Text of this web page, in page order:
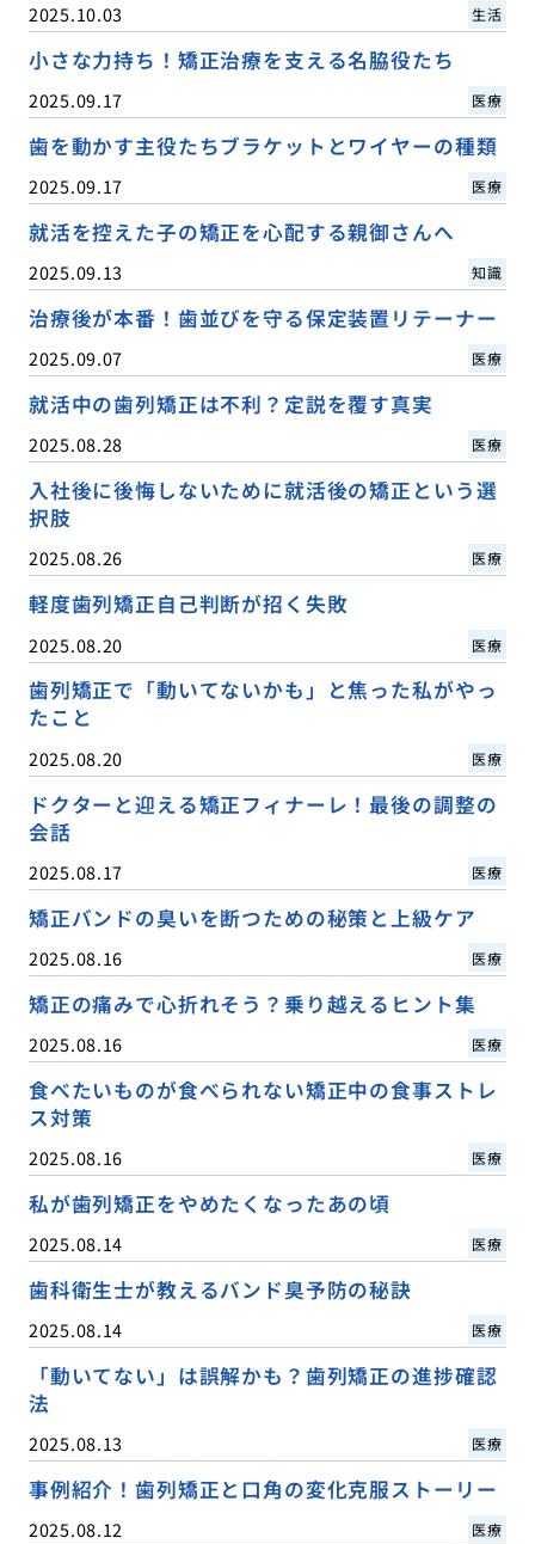
2025.10.03 生活
小さな力持ち！矯正治療を支える名脇役たち
2025.09.17 医療
歯を動かす主役たちブラケットとワイヤーの種類
2025.09.17 医療
就活を控えた子の矯正を心配する親御さんへ
2025.09.13 知識
治療後が本番！歯並びを守る保定装置リテーナー
2025.09.07 医療
就活中の歯列矯正は不利？定説を覆す真実
2025.08.28 医療
入社後に後悔しないために就活後の矯正という選
択肢
2025.08.26 医療
軽度歯列矯正自己判断が招く失敗
2025.08.20 医療
歯列矯正で「動いてないかも」と焦った私がやっ
たこと
2025.08.20 医療
ドクターと迎える矯正フィナーレ！最後の調整の
会話
2025.08.17 医療
矯正バンドの臭いを断つための秘策と上級ケア
2025.08.16 医療
矯正の痛みで心折れそう？乗り越えるヒント集
2025.08.16 医療
食べたいものが食べられない矯正中の食事ストレ
ス対策
2025.08.16 医療
私が歯列矯正をやめたくなったあの頃
2025.08.14 医療
歯科衛生士が教えるバンド臭予防の秘訣
2025.08.14 医療
「動いてない」は誤解かも？歯列矯正の進捗確認
法
2025.08.13 医療
事例紹介！歯列矯正と口角の変化克服ストーリー
2025.08.12 医療